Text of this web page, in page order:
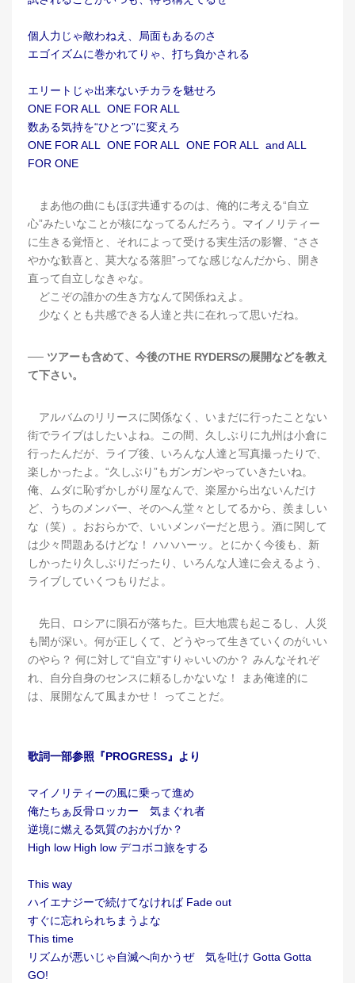
個人力じゃ敵わねえ、局面もあるのさ
エゴイズムに巻かれてりゃ、打ち負かされる
エリートじゃ出来ないチカラを魅せろ
ONE FOR ALL ONE FOR ALL
数ある気持を“ひとつ”に変えろ
ONE FOR ALL ONE FOR ALL ONE FOR ALL and ALL
FOR ONE
まあ他の曲にもほぼ共通するのは、俺的に考える“自立
心”みたいなことが核になってるんだろう。マイノリティー
に生きる覚悟と、それによって受ける実生活の影響、“ささ
やかな歓喜と、莫大なる落胆”ってな感じなんだから、開き
直って自立しなきゃな。
どこぞの誰かの生き方なんて関係ねえよ。
少なくとも共感できる人達と共に在れって思いだね。
── ツアーも含めて、今後のTHE RYDERSの展開などを教え
て下さい。
アルバムのリリースに関係なく、いまだに行ったことない
街でライブはしたいよね。この間、久しぶりに九州は小倉に
行ったんだが、ライブ後、いろんな人達と写真撮ったりで、
楽しかったよ。“久しぶり”もガンガンやっていきたいね。
俺、ムダに恥ずかしがり屋なんで、楽屋から出ないんだけ
ど、うちのメンバー、そのへん堂々としてるから、羨ましい
な（笑）。おおらかで、いいメンバーだと思う。酒に関して
は少々問題あるけどな！ ハハハーッ。とにかく今後も、新
しかったり久しぶりだったり、いろんな人達に会えるよう、
ライブしていくつもりだよ。
先日、ロシアに隕石が落ちた。巨大地震も起こるし、人災
も闇が深い。何が正しくて、どうやって生きていくのがいい
のやら？ 何に対して“自立”すりゃいいのか？ みんなそれぞ
れ、自分自身のセンスに頼るしかないな！ まあ俺達的に
は、展開なんて風まかせ！ ってことだ。
歌詞一部参照『PROGRESS』より
マイノリティーの風に乗って進め
俺たちぁ反骨ロッカー 気まぐれ者
逆境に燃える気質のおかげか？
High low High low デコボコ旅をする
This way
ハイエナジーで続けてなければ Fade out
すぐに忘れられちまうよな
This time
リズムが悪いじゃ自滅へ向かうぜ 気を吐け Gotta Gotta
GO!